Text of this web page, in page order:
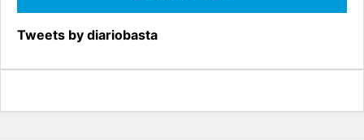
Tweets by diariobasta